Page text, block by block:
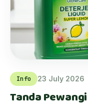
Info 23 July 2026
Tanda